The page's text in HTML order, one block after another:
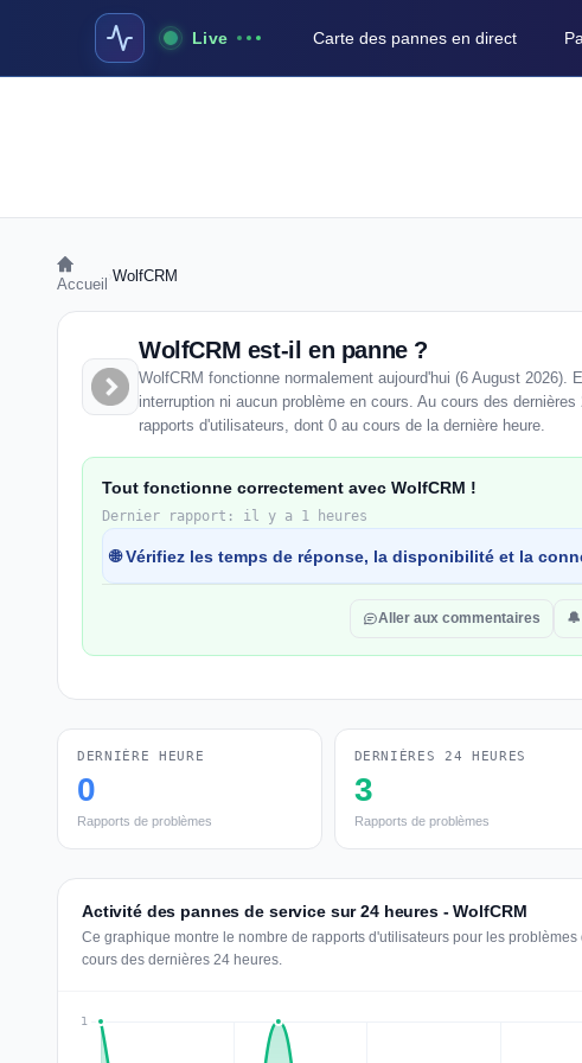
Live Carte des pannes en direct
Accueil WolfCRM
WolfCRM est-il en panne ?
WolfCRM fonctionne normalement aujourd'hui (6 August 2026).
interruption ni aucun problème en cours. Au cours des
rapports d'utilisateurs, dont 0 au cours de la dernière heure.
Tout fonctionne correctement avec WolfCRM !
Dernier rapport: il y a 1 heures
🌐 Vérifiez les temps de réponse, la disponibilité et la
Aller aux commentaires
DERNIÈRE HEURE
0
Rapports de problèmes
DERNIÈRES 24 HEURES
3
Rapports de problèmes
Activité des pannes de service sur 24 heures - WolfCRM
Ce graphique montre le nombre de rapports d'utilisateurs pour les
cours des dernières 24 heures.